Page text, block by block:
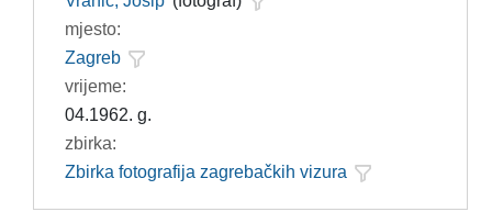
mjesto:
Zagreb
vrijeme:
04.1962. g.
zbirka:
Zbirka fotografija zagrebačkih vizura